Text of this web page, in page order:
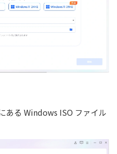
ある Windows ISO ファイル